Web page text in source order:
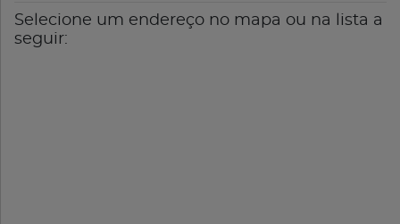
Selecione um endereço no mapa ou na lista a
seguir: